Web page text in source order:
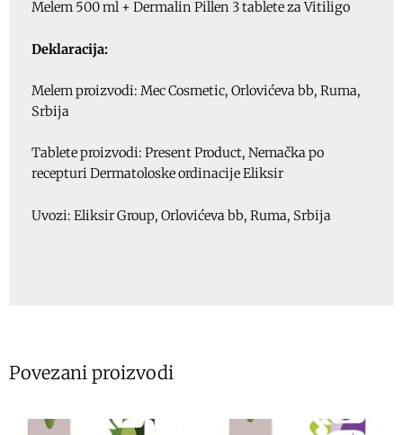
Melem 500 ml + Dermalin Pillen 3 tablete za Vitiligo
Deklaracija:
Melem proizvodi: Mec Cosmetic, Orlovićeva bb, Ruma,
Srbija
Tablete proizvodi: Present Product, Nemačka po
recepturi Dermatoloske ordinacije Eliksir
Uvozi: Eliksir Group, Orlovićeva bb, Ruma, Srbija
Povezani proizvodi